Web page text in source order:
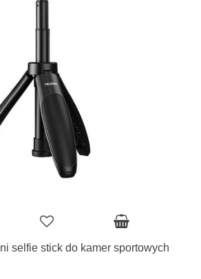
selfie stick do kamer sportowych